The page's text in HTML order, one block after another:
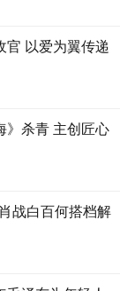
任其坠楼，引得跳
彩跌宕的剧情，宋
心动，二人之间曲
破定局，全力改写
桐、刘宇宁共同解
一梦巧笑倚立于书
知“杀珩计划”的数
。
官 以爱为翼传递
》杀青 主创匠心
战白百何搭档解